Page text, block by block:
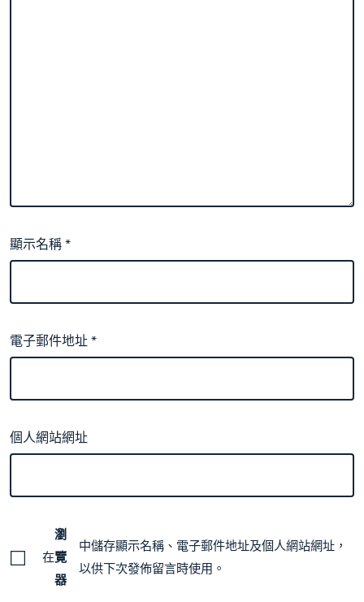
顯示名稱*
電子郵件地址*
個人網站網址
在
瀏
覽
器
中儲存顯示名稱、電子郵件地址及個人網站網址，
以供下次發佈留言時使用。